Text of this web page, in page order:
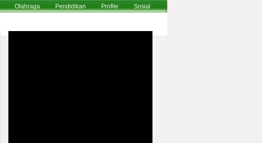
Olahraga Pendidikan Profile
Sosial